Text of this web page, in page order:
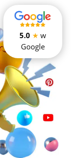
5.0 ★ w
Google